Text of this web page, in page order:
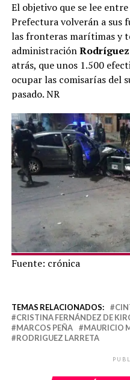
El objetivo que se lee
Prefectura volverán a sus
las fronteras marítimas y
administración
atrás, que unos 1.500
ocupar las comisarías del
pasado. NR
Fuente: crónica
TEMAS RELACIONADOS:
CRISTINA FERNÁNDEZ DE
MARCOS PEÑA
MAURICIO
RODRIGUEZ LARRETA